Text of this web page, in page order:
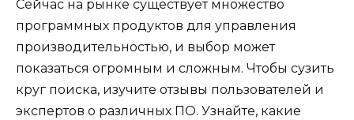
Сейчас на рынке существует множество
программных продуктов для управления
производительностью, и выбор может
показаться огромным и сложным. Чтобы сузить
круг поиска, изучите отзывы пользователей и
экспертов о различных ПО. Узнайте, какие